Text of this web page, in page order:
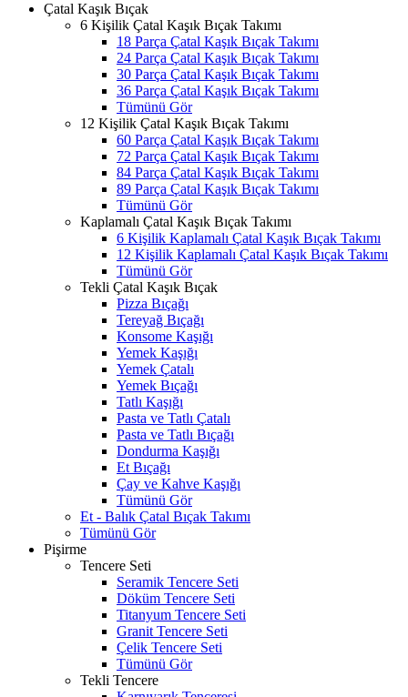
Çatal Kaşık Bıçak
6 Kişilik Çatal Kaşık Bıçak Takımı
18 Parça Çatal Kaşık Bıçak Takımı
24 Parça Çatal Kaşık Bıçak Takımı
30 Parça Çatal Kaşık Bıçak Takımı
36 Parça Çatal Kaşık Bıçak Takımı
Tümünü Gör
12 Kişilik Çatal Kaşık Bıçak Takımı
60 Parça Çatal Kaşık Bıçak Takımı
72 Parça Çatal Kaşık Bıçak Takımı
84 Parça Çatal Kaşık Bıçak Takımı
89 Parça Çatal Kaşık Bıçak Takımı
Tümünü Gör
Kaplamalı Çatal Kaşık Bıçak Takımı
6 Kişilik Kaplamalı Çatal Kaşık Bıçak Takımı
12 Kişilik Kaplamalı Çatal Kaşık Bıçak Takımı
Tümünü Gör
Tekli Çatal Kaşık Bıçak
Pizza Bıçağı
Tereyağ Bıçağı
Konsome Kaşığı
Yemek Kaşığı
Yemek Çatalı
Yemek Bıçağı
Tatlı Kaşığı
Pasta ve Tatlı Çatalı
Pasta ve Tatlı Bıçağı
Dondurma Kaşığı
Et Bıçağı
Çay ve Kahve Kaşığı
Tümünü Gör
Et - Balık Çatal Bıçak Takımı
Tümünü Gör
Pişirme
Tencere Seti
Seramik Tencere Seti
Döküm Tencere Seti
Titanyum Tencere Seti
Granit Tencere Seti
Çelik Tencere Seti
Tümünü Gör
Tekli Tencere